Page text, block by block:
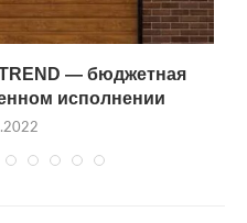
— бюджетная
исполнении